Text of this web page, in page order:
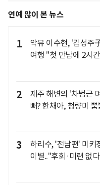
연예 많이 본 뉴스
1
악뮤 이수현, '김성주
여행 "첫 만남에 2시
2
제주 해변의 '차범근
뻐? 한채아, 청량미 뿜
3
하리수, '전남편' 미키
이별.."후회·미련 없